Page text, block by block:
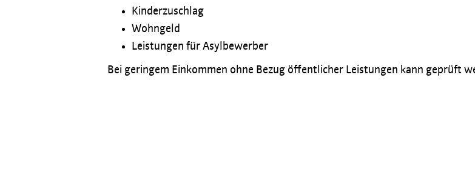
Kinderzuschlag
Wohngeld
Leistungen für Asylbewerber
Bei geringem Einkommen ohne Bezug öffentlicher Leistungen kann geprüft